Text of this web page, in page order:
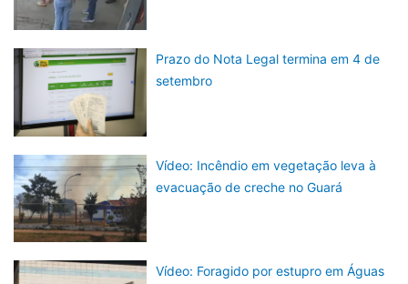
Prazo do Nota Legal termina em 4 de
setembro
Vídeo: Incêndio em vegetação leva à
evacuação de creche no Guará
Vídeo: Foragido por estupro em Águas